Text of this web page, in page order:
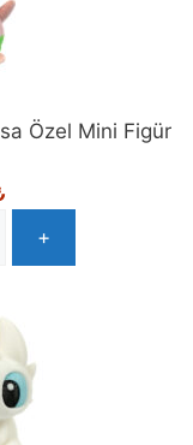
Özel Mini Figür
+